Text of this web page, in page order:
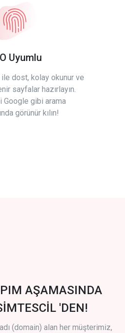
Uyumlu
ile dost, kolay okunur ve
sayfalar hazırlayın.
Google gibi arama
görünür kılın!
AŞAMASINDA
'DEN!
(domain) alan her müşterimiz,